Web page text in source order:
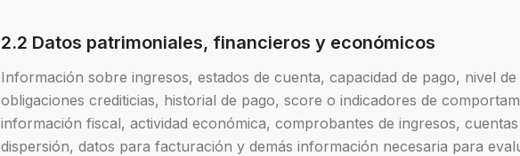
2.2 Datos patrimoniales, financieros y económicos
Información sobre ingresos, estados de cuenta, capacidad de pago, nivel de
obligaciones crediticias, historial de pago, score o indicadores de
información fiscal, actividad económica, comprobantes de ingresos,
dispersión, datos para facturación y demás información necesaria para